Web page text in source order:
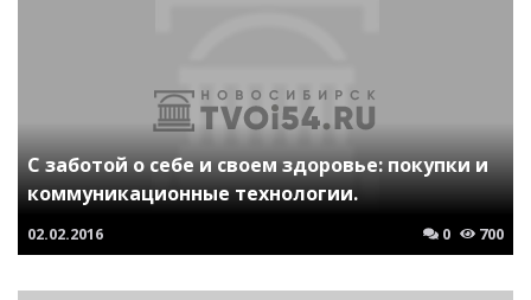
С заботой о себе и своем здоровье: покупки и
коммуникационные технологии.
02.02.2016 0 700